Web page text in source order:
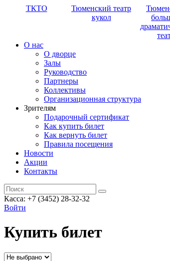
ТКТО
Тюменский театр
кукол
О нас
О дворце
Залы
Руководство
Партнеры
Коллективы
Организационная структура
Зрителям
Подарочный сертификат
Как купить билет
Как вернуть билет
Правила посещения
Новости
Акции
Контакты
Касса: +7 (3452) 28-32-32
Войти
Купить билет